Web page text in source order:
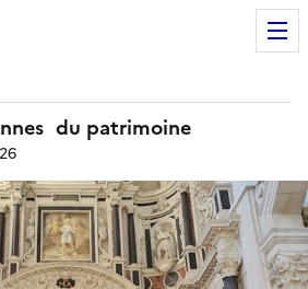
du patrimoine